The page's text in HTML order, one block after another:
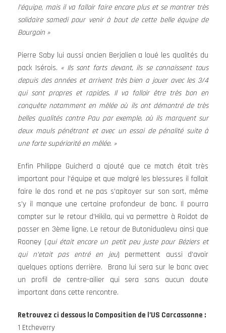
l’équipe, mais il va falloir faire encore plus et se montrer très
solidaire samedi pour venir à bout de cette belle équipe de
Bourgoin »
Pierre Saby lui aussi ancien Berjalien a loué les qualités du
pack Isérois. « Ils sont forts devant, ils se connaissent tous
depuis des années et arrivent très bien a jouer avec les 3/4
qui sont propres et rapides. Il va falloir être très bon en
conquête notamment en mêlée où ils ont démontré de très
belles qualités contre Pau par exemple, où ils marquent sur
deux mauls pénétrant et avec un essai de pénalité suite à
une forte supériorité en mêlée. »
Enfin Philippe Guicherd a ajouté que ce match était très
important pour l’équipe et que malgré les blessures il fallait
faire le dos rond et ne pas s’apitoyer sur son sort, même
s’y il manque une certaine profondeur de banc. Il pourra
compter sur le retour d’Hikila, qui va permettre à Roidot de
passer en 3ème ligne. Le retour de Butonidualevu ainsi que
Rooney (qui était encore un petit peu juste pour Béziers et
qui n’etait pas entré en jeu) permettent aussi d’avoir
quelques options derrière. Brana lui sera sur le banc avec
un profil de centre-ailier qui sera sans aucun doute
important dans cette rencontre.
Retrouvez ci dessous la Composition de l’US Carcassonne :
1 Etcheverry